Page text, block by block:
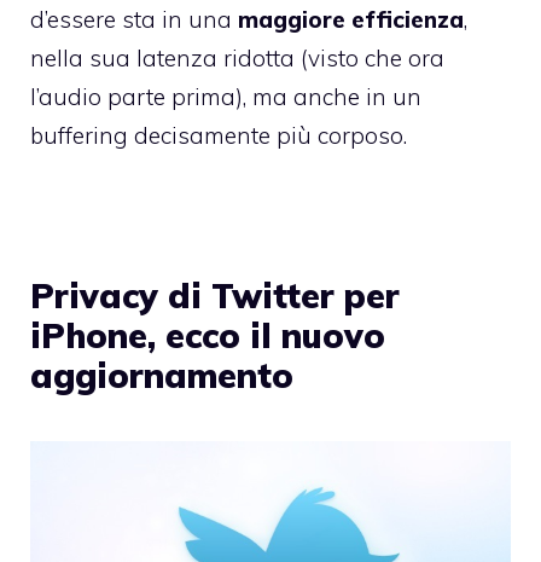
d’essere sta in una maggiore efficienza,
nella sua latenza ridotta (visto che ora
l’audio parte prima), ma anche in un
buffering decisamente più corposo.
Privacy di Twitter per
iPhone, ecco il nuovo
aggiornamento